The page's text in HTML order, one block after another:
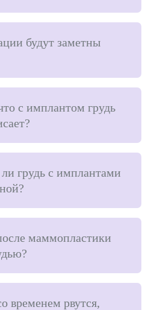
будут заметны
с имплантом грудь
грудь с имплантами
маммопластики
временем рвутся,